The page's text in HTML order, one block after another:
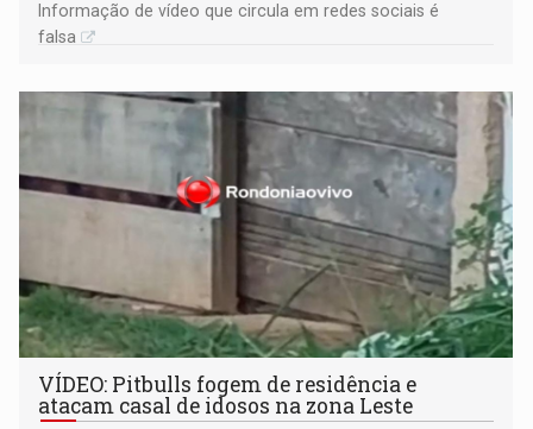
Informação de vídeo que circula em redes sociais é
falsa
VÍDEO: Pitbulls fogem de residência e
atacam casal de idosos na zona Leste